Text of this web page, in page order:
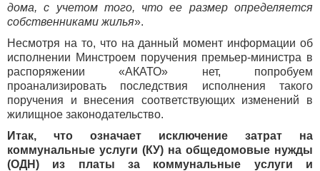
дома, с учетом того, что ее размер определяется
собственниками жилья».
Несмотря на то, что на данный момент информации об
исполнении Минстроем поручения премьер-министра в
распоряжении «АКАТО» нет, попробуем
проанализировать последствия исполнения такого
поручения и внесения соответствующих изменений в
жилищное законодательство.
Итак, что означает исключение затрат на
коммунальные услуги (КУ) на общедомовые нужды
(ОДН) из платы за коммунальные услуги и